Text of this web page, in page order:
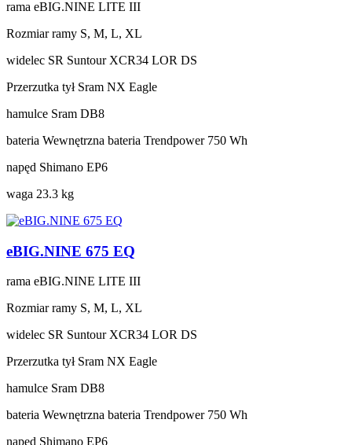
rama eBIG.NINE LITE III
Rozmiar ramy S, M, L, XL
widelec SR Suntour XCR34 LOR DS
Przerzutka tył Sram NX Eagle
hamulce Sram DB8
bateria Wewnętrzna bateria Trendpower 750 Wh
napęd Shimano EP6
waga 23.3 kg
eBIG.NINE 675 EQ
rama eBIG.NINE LITE III
Rozmiar ramy S, M, L, XL
widelec SR Suntour XCR34 LOR DS
Przerzutka tył Sram NX Eagle
hamulce Sram DB8
bateria Wewnętrzna bateria Trendpower 750 Wh
napęd Shimano EP6